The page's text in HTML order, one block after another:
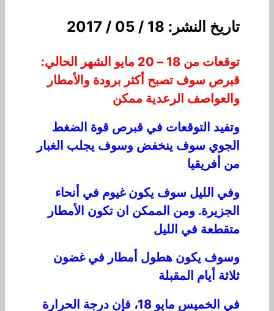
تاريخ النشر: 18 / 05 / 2017
توقعات من 18 –­­­ 20 مايو الشهر الحالي:
قبرص سوف تصبح أكثر برودة والأمطار
والعواصف الرعدية ممكن
وتفيد التوقعات في قبرص قوة الضغط
الجوي سوف ينخفض وسوف يجلب الغبار
من أفريقيا
وفي الليل سوف يكون غيوم في أنحاء
الجزيرة. ومن الممكن ان تكون الأمطار
متقطعة في الليل
وسوف يكون هطول أمطار في غضون
ثلاثة أيام المقبلة
في الخميس مايو 18، فإن درجة الحرارة